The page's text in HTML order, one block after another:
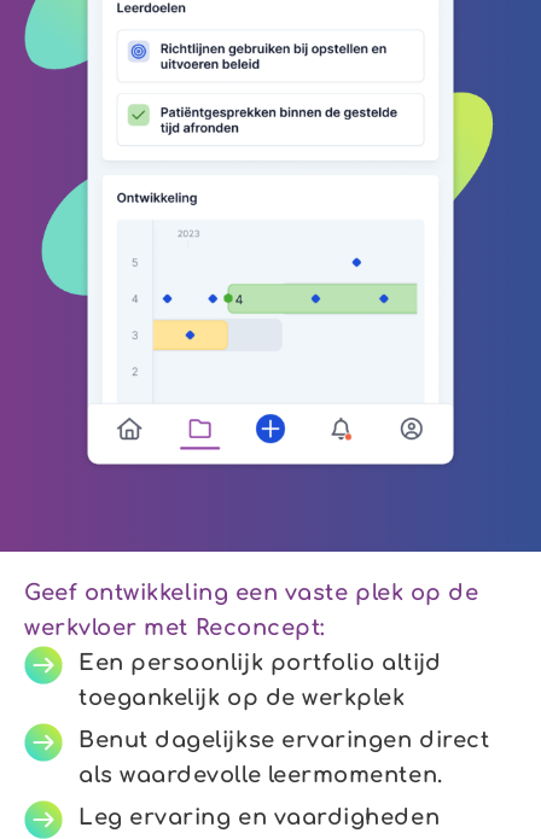
Geef ontwikkeling een vaste plek op de
werkvloer​ met Reconcept:
Een persoonlijk portfolio altijd
toegankelijk op de werkplek
Benut dagelijkse ervaringen direct
als waardevolle leermomenten.
Leg ervaring en vaardigheden